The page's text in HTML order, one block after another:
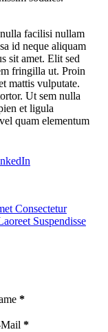
facilisi nullam
id neque aliquam
sit amet. Elit sed
fringilla ut. Proin
mattis vulputate.
Ut sem nulla
et ligula
quam elementum
Consectetur
Suspendisse
*
*